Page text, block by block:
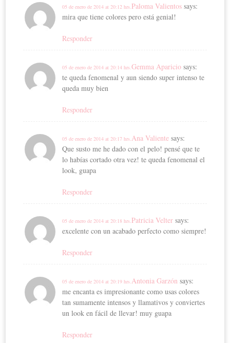
Paloma Valientos says:
05 de enero de 2014 at 20:12 hrs.
mira que tiene colores pero está genial!
Responder
Gemma Aparicio says:
05 de enero de 2014 at 20:14 hrs.
te queda fenomenal y aun siendo super intenso te
queda muy bien
Responder
Ana Valiente says:
05 de enero de 2014 at 20:17 hrs.
Que susto me he dado con el pelo! pensé que te
lo habías cortado otra vez! te queda fenomenal el
look, guapa
Responder
Patricia Velter says:
05 de enero de 2014 at 20:18 hrs.
excelente con un acabado perfecto como siempre!
Responder
Antonia Garzón says:
05 de enero de 2014 at 20:19 hrs.
me encanta es impresionante como usas colores
tan sumamente intensos y llamativos y conviertes
un look en fácil de llevar! muy guapa
Responder